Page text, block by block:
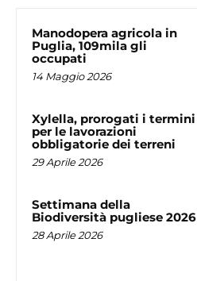
Manodopera agricola in
Puglia, 109mila gli
occupati
14 Maggio 2026
Xylella, prorogati i termini
per le lavorazioni
obbligatorie dei terreni
29 Aprile 2026
Settimana della
Biodiversità pugliese 2026
28 Aprile 2026